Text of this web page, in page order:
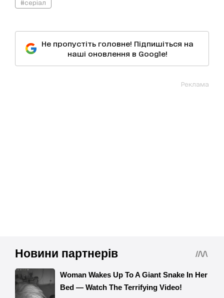
#серіал
Не пропустіть головне! Підпишіться на
наші оновлення в Google!
Реклама